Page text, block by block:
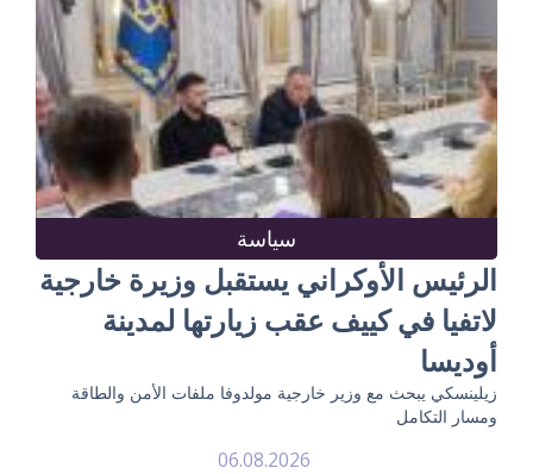
سياسة
الرئيس الأوكراني يستقبل وزيرة خارجية
لاتفيا في كييف عقب زيارتها لمدينة
أوديسا
زيلينسكي يبحث مع وزير خارجية مولدوفا ملفات الأمن والطاقة
ومسار التكامل
06.08.2026